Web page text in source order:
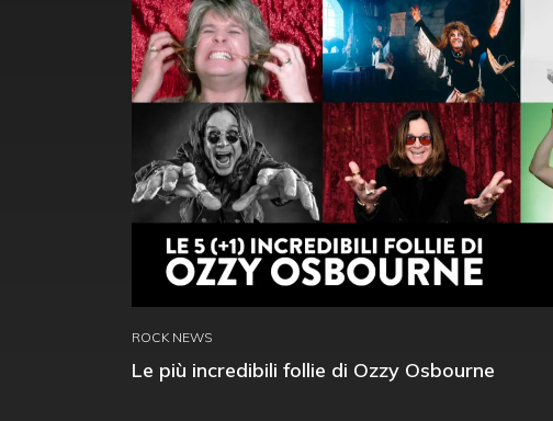
ROCK NEWS
Le più incredibili follie di Ozzy Osbourne